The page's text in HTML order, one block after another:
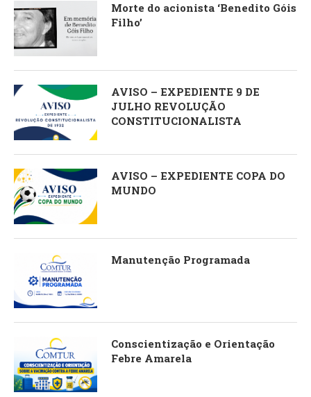
Morte do acionista ‘Benedito Góis
Filho’
AVISO – EXPEDIENTE 9 DE
JULHO REVOLUÇÃO
CONSTITUCIONALISTA
AVISO – EXPEDIENTE COPA DO
MUNDO
Manutenção Programada
Conscientização e Orientação
Febre Amarela